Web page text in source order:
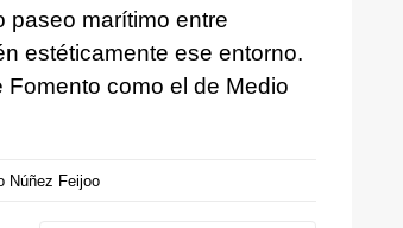
paseo marítimo entre
estéticamente ese entorno.
como el de Medio
Núñez Feijoo